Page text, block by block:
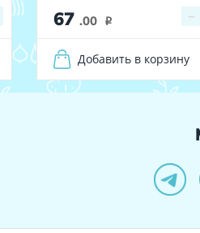
67 .00 i −
Добавить в корзину